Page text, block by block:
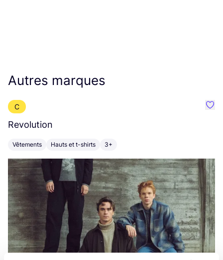
Autres marques
C
Revolution
Vêtements Hauts et t-shirts 3+